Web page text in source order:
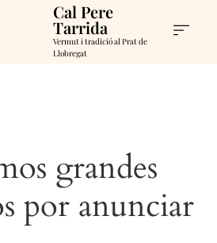
Cal Pere
Tarrida
Vermut i tradició al Prat de
Llobregat
grandes
por anunciar